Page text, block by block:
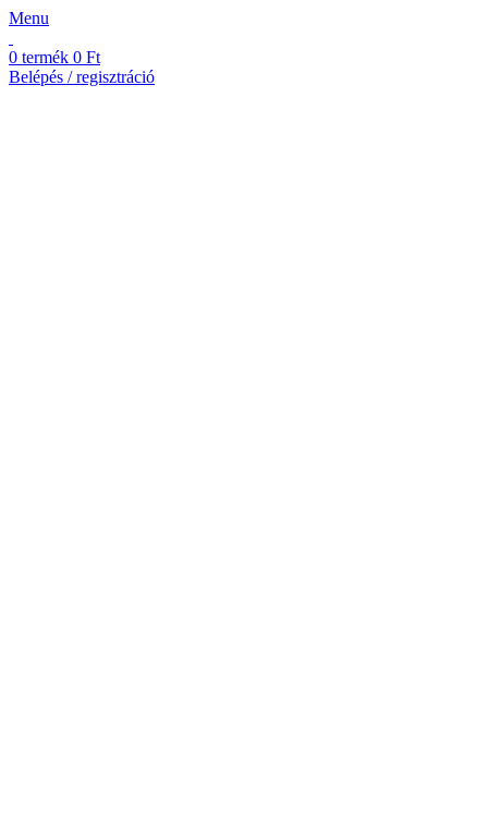
Menu
0 termék 0 Ft
Belépés / regisztráció